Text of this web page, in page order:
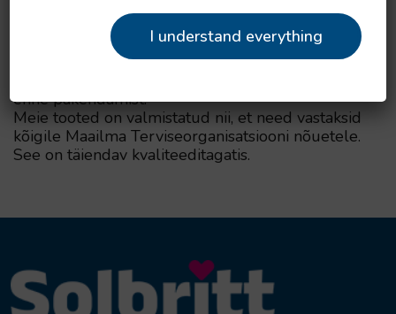
2. etapp – tooraine tootmine kõrgtehnoloogiliste
seadmete abil. Samuti kontrollitakse tooraine
enne pakendamist.
Meie tooted on valmistatud nii, et need vastaksid
kõigile Maailma Terviseorganisatsiooni nõuetele.
See on täiendav kvaliteeditagatis.
I understand everything